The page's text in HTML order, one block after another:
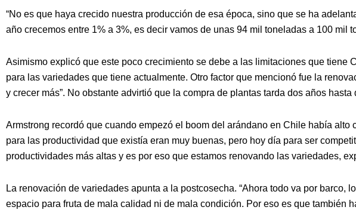
“No es que haya crecido nuestra producción de esa época, sino que se ha
año crecemos entre 1% a 3%, es decir vamos de unas 94 mil toneladas a 100 mil
Asimismo explicó que este poco crecimiento se debe a las limitaciones que tiene
para las variedades que tiene actualmente. Otro factor que mencionó fue la
y crecer más”. No obstante advirtió que la compra de plantas tarda dos años
Armstrong recordó que cuando empezó el boom del arándano en Chile había
para las productividad que existía eran muy buenas, pero hoy día para ser
productividades más altas y es por eso que estamos renovando las variedades,
La renovación de variedades apunta a la postcosecha. “Ahora todo va por barco,
espacio para fruta de mala calidad ni de mala condición. Por eso es que también